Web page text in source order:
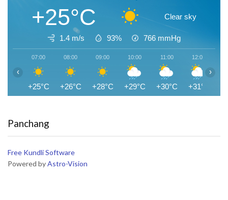
+25°C Clear sky
1.4 m/s 93% 766 mmHg
07:00
+25°C
08:00
+26°C
09:00
+28°C
10:00
+29°C
11:00
+30°C
12:00
+31°C
‹ ›
Panchang
Free Kundli Software
Powered byAstro-Vision